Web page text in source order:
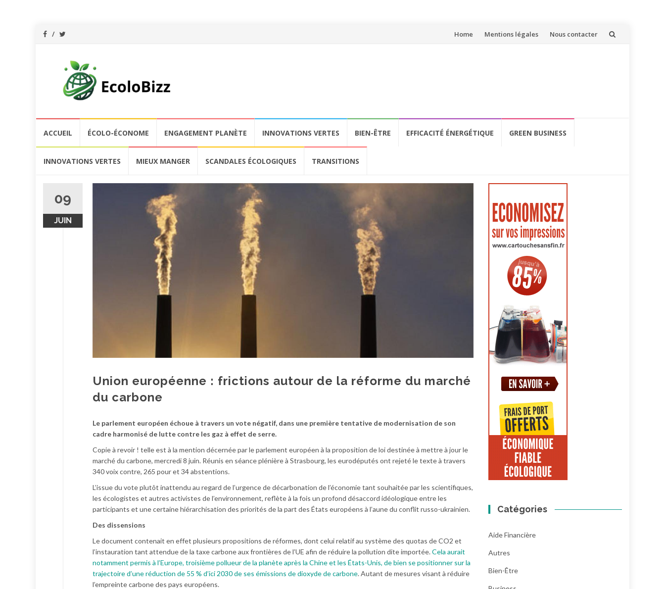
Aller
Home Mentions légales Nous contacter
contenu
ACCUEIL ÉCOLO-ÉCONOME ENGAGEMENT PLANÈTE INNOVATIONS VERTES BIEN-ÊTRE EFFICACITÉ ÉNERGÉTIQUE GREEN BUSINESS
INNOVATIONS VERTES MIEUX MANGER SCANDALES ÉCOLOGIQUES TRANSITIONS
09
JUIN
Union européenne : frictions autour de la réforme du marché
du carbone
Le parlement européen échoue à travers un vote négatif, dans une première tentative de modernisation de son
cadre harmonisé de lutte contre les gaz à effet de serre.
Copie à revoir ! telle est à la mention décernée par le parlement européen à la proposition de loi destinée à mettre à jour le
marché du carbone, mercredi 8 juin. Réunis en séance plénière à Strasbourg, les eurodéputés ont rejeté le texte à travers
340 voix contre, 265 pour et 34 abstentions.
L’issue du vote plutôt inattendu au regard de l’urgence de décarbonation de l’économie tant souhaitée par les scientifiques,
les écologistes et autres activistes de l’environnement, reflète à la fois un profond désaccord idéologique entre les
participants et une certaine hiérarchisation des priorités de la part des États européens à l’aune du conflit russo-ukrainien.
Des dissensions
Le document contenait en effet plusieurs propositions de réformes, dont celui relatif au système des quotas de CO2 et
l’instauration tant attendue de la taxe carbone aux frontières de l’UE afin de réduire la pollution dite importée.Cela aurait
notamment permis à l’Europe, troisième pollueur de la planète après la Chine et les États-Unis, de bien se positionner sur la
trajectoire d’une réduction de 55 % d’ici 2030 de ses émissions de dioxyde de carbone. Autant de mesures visant à réduire
l’empreinte carbone des pays européens.
Catégories
Aide Financière
Autres
Bien-Être